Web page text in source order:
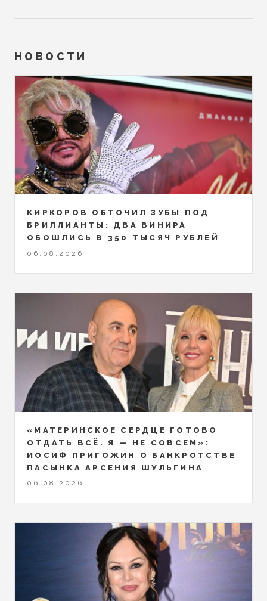
НОВОСТИ
КИРКОРОВ ОБТОЧИЛ ЗУБЫ ПОД
БРИЛЛИАНТЫ: ДВА ВИНИРА
ОБОШЛИСЬ В 350 ТЫСЯЧ РУБЛЕЙ
06.08.2026
«МАТЕРИНСКОЕ СЕРДЦЕ ГОТОВО
ОТДАТЬ ВСЁ. Я — НЕ СОВСЕМ»:
ИОСИФ ПРИГОЖИН О БАНКРОТСТВЕ
ПАСЫНКА АРСЕНИЯ ШУЛЬГИНА
06.08.2026